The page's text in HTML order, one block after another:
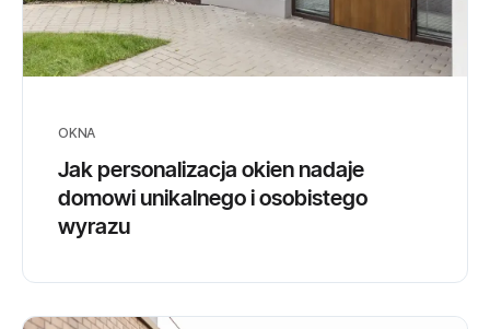
OKNA
Jak personalizacja okien nadaje
domowi unikalnego i osobistego
wyrazu